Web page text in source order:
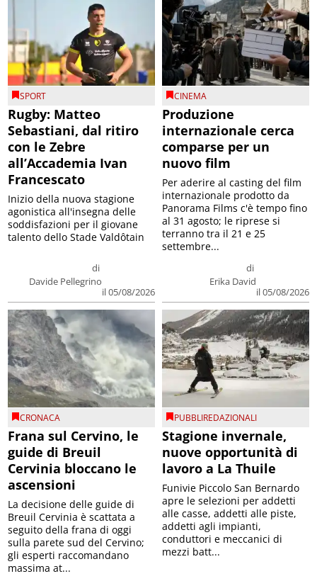
SPORT
Rugby: Matteo
Sebastiani, dal ritiro
con le Zebre
all’Accademia Ivan
Francescato
di
Davide Pellegrino
il 05/08/2026
Inizio della nuova stagione
agonistica all'insegna delle
soddisfazioni per il giovane
talento dello Stade Valdôtain
CINEMA
Produzione
internazionale cerca
comparse per un
nuovo film
di
Erika David
il 05/08/2026
Per aderire al casting del film
internazionale prodotto da
Panorama Films c'è tempo fino
al 31 agosto; le riprese si
terranno tra il 21 e 25
settembre...
CRONACA
Frana sul Cervino, le
guide di Breuil
Cervinia bloccano le
ascensioni
La decisione delle guide di
Breuil Cervinia è scattata a
seguito della frana di oggi
sulla parete sud del Cervino;
gli esperti raccomandano
massima at...
PUBBLIREDAZIONALI
Stagione invernale,
nuove opportunità di
lavoro a La Thuile
Funivie Piccolo San Bernardo
apre le selezioni per addetti
alle casse, addetti alle piste,
addetti agli impianti,
conduttori e meccanici di
mezzi batt...